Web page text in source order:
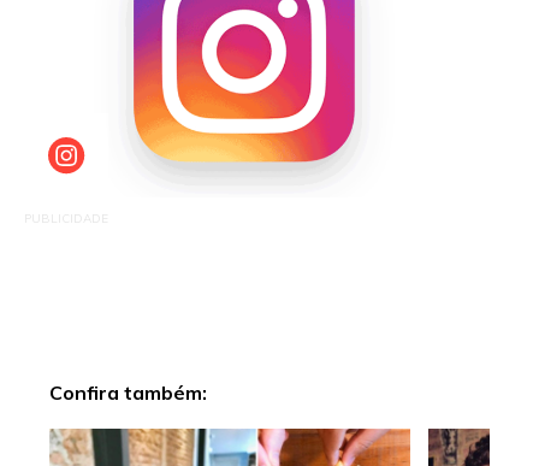
PUBLICIDADE
Confira também: